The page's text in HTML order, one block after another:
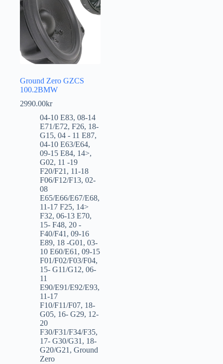
Ground Zero GZCS
100.2BMW
2990.00kr
04-10 E83, 08-14
E71/E72, F26, 18-
G15, 04 - 11 E87,
04-10 E63/E64,
09-15 E84, 14>,
G02, 11 -19
F20/F21, 11-18
F06/F12/F13, 02-
08
E65/E66/E67/E68,
11-17 F25, 14>
F32, 06-13 E70,
15- F48, 20 -
F40/F41, 09-16
E89, 18 -G01, 03-
10 E60/E61, 09-15
F01/F02/F03/F04,
15- G11/G12, 06-
11
E90/E91/E92/E93,
11-17
F10/F11/F07, 18-
G05, 16- G29, 12-
20
F30/F31/F34/F35,
17- G30/G31, 18-
G20/G21, Ground
Zero